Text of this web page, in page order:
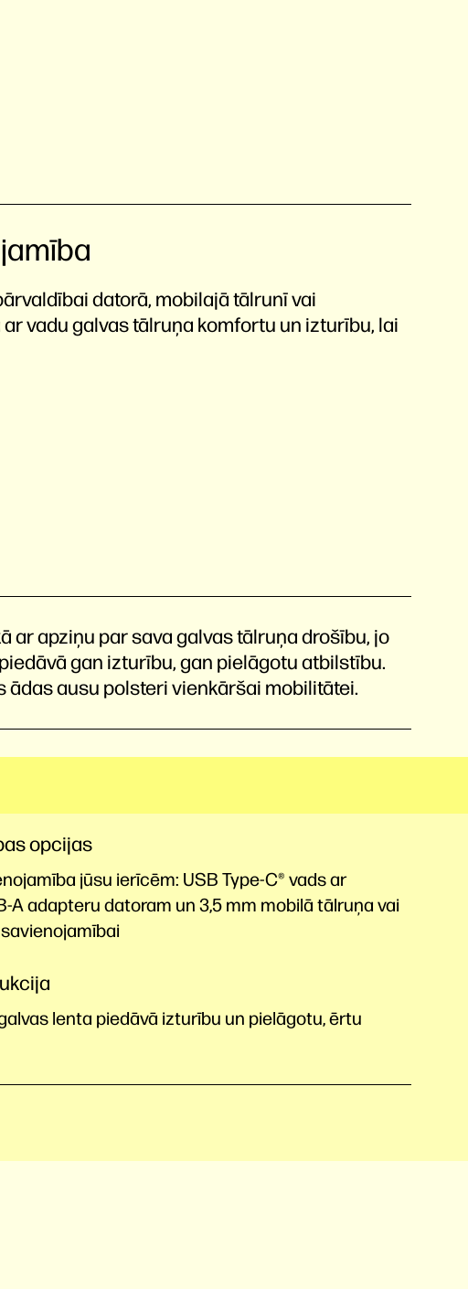
datorā, mobilajā tālrunī vai
vadu galvas tālruņa komfortu un izturību, lai
ar apziņu par sava galvas tālruņa drošību, jo
gan izturību, gan pielāgotu atbilstību.
ādas ausu polsteri vienkāršai mobilitātei.
opcijas
jūsu ierīcēm: USB Type-C®️ vads ar
A adapteru datoram un 3,5 mm mobilā tālruņa vai
lenta piedāvā izturību un pielāgotu, ērtu